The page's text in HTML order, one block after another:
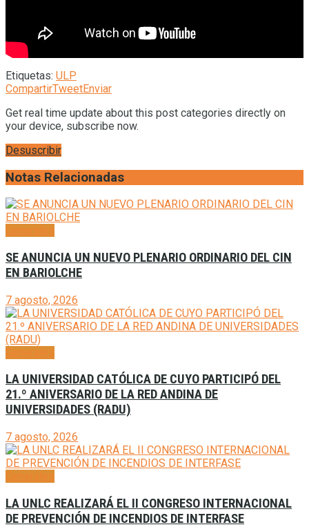
Etiquetas: ULP
CompartirTweetEnviar
Get real time update about this post categories directly on
your device, subscribe now.
Desuscribir
Notas Relacionadas
SE ANUNCIA UN NUEVO PLENARIO ORDINARIO DEL CIN
EN BARIOLCHE
7 agosto, 2026
LA UNIVERSIDAD CATÓLICA DE CUYO PARTICIPÓ DEL
21.º ANIVERSARIO DE LA RED ANDINA DE
UNIVERSIDADES (RADU)
7 agosto, 2026
LA UNLC REALIZARÁ EL II CONGRESO INTERNACIONAL
DE PREVENCIÓN DE INCENDIOS DE INTERFASE